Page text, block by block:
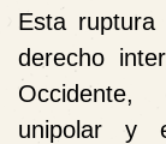
Esta
derecho
Occidente,
unipolar y